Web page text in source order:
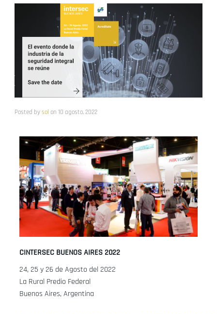
Posted bysol on 10 agosto, 2022
CINTERSEC BUENOS AIRES 2022
24, 25 y 26 de Agosto del 2022
La Rural Predio Federal
Buenos Aires, Argentina